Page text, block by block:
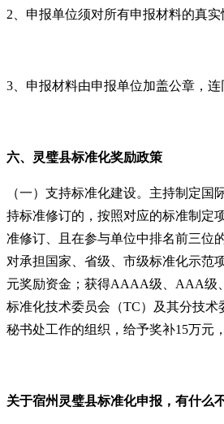
2、申报单位须对所有申报材料的真实
3、申报材料由申报单位加盖公章，
六、 灵璧县标准化奖励政策
（一）支持标准化建设。主持制定
持标准修订的，按照对应的标准制定
准修订、且在参与单位中排名前三位
对承担国家、省级、市级标准化示范
元奖励资金；获得AAAA级、AAA级
标准化技术委员会（TC）及其分技术
秘书处工作的组织，给予奖补15万元
关于宿州 灵璧县标准化申报，有什么